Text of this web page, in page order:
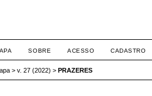
SOBRE ACESSO CADASTRO
>v. 27 (2022) >PRAZERES